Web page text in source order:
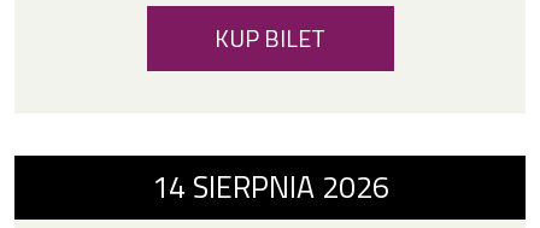
KUP BILET
Wydarzenie numer 7: Skomplikowani , 14
14 SIERPNIA 2026